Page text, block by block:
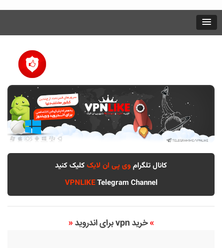
کانال تلگراموی پی ان لایککلیک کنید
VPNLIKETelegram Channel
»خرید vpn برای اندروید «